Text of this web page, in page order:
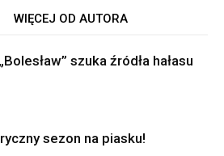
WIĘCEJ OD AUTORA
szuka źródła hałasu
sezon na piasku!